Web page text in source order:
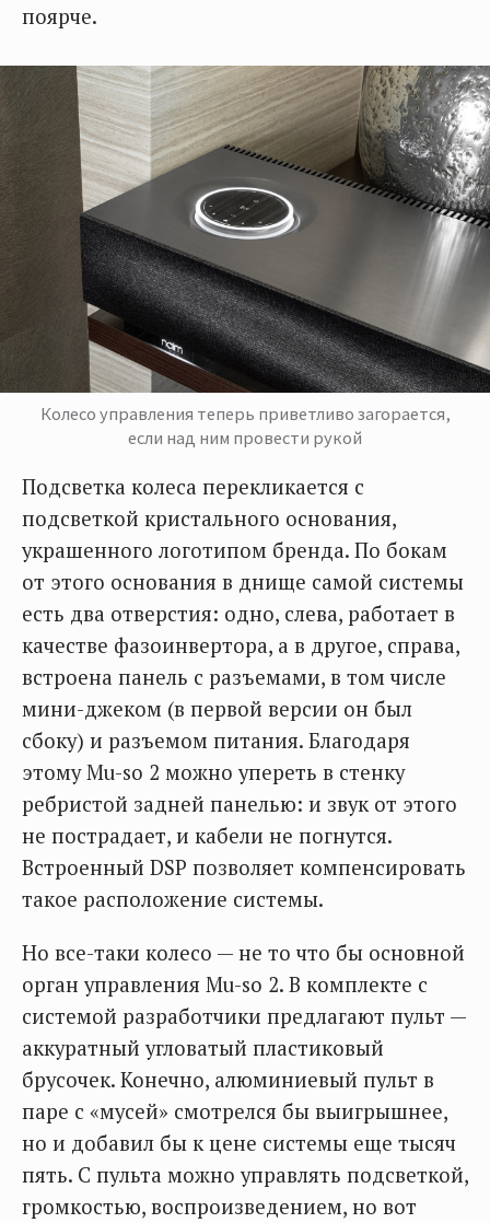
поярче.
Колесо управления теперь приветливо загорается,
если над ним провести рукой
Подсветка колеса перекликается с
подсветкой кристального основания,
украшенного логотипом бренда. По бокам
от этого основания в днище самой системы
есть два отверстия: одно, слева, работает в
качестве фазоинвертора, а в другое, справа,
встроена панель с разъемами, в том числе
мини-джеком (в первой версии он был
сбоку) и разъемом питания. Благодаря
этому Mu-so 2 можно упереть в стенку
ребристой задней панелью: и звук от этого
не пострадает, и кабели не погнутся.
Встроенный DSP позволяет компенсировать
такое расположение системы.
Но все-таки колесо — не то что бы основной
орган управления Mu-so 2. В комплекте с
системой разработчики предлагают пульт —
аккуратный угловатый пластиковый
брусочек. Конечно, алюминиевый пульт в
паре с «мусей» смотрелся бы выигрышнее,
но и добавил бы к цене системы еще тысяч
пять. С пульта можно управлять подсветкой,
громкостью, воспроизведением, но вот